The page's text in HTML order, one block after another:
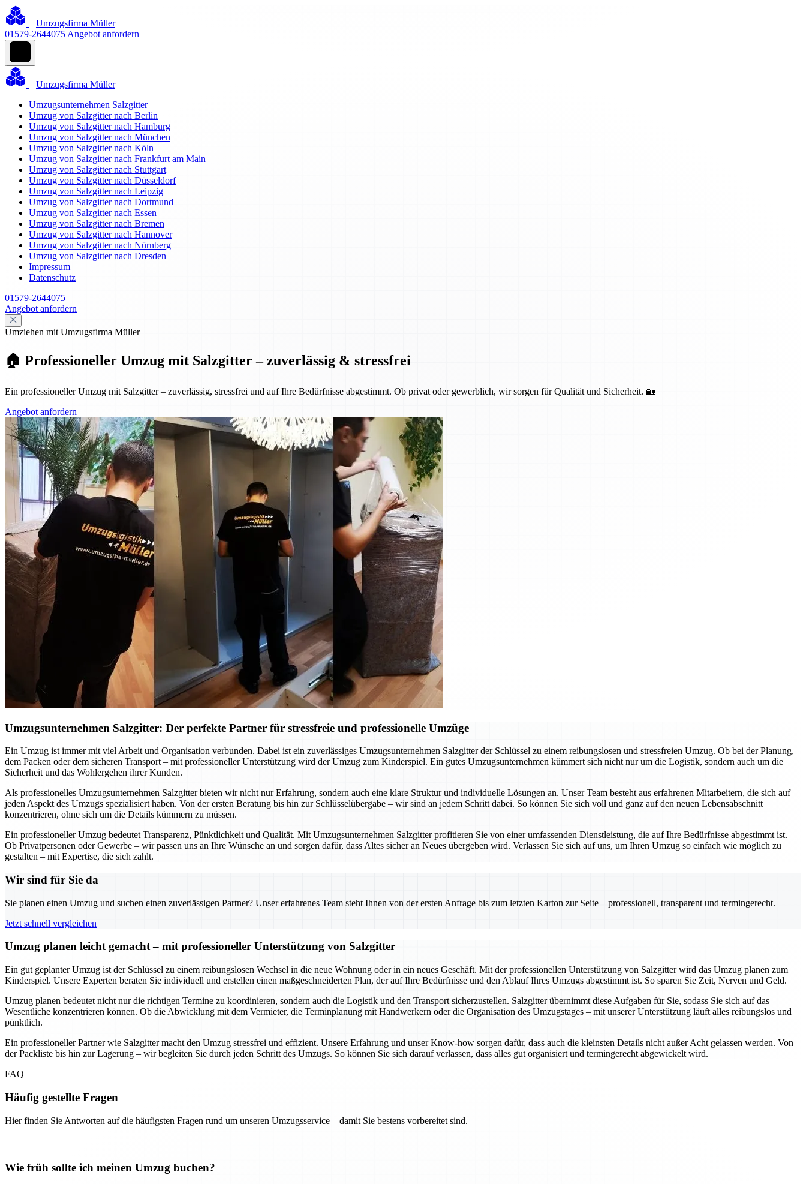
Umzugsfirma Müller
01579-2644075 Angebot anfordern
Umzugsfirma Müller
Umzugsunternehmen Salzgitter
Umzug von Salzgitter nach Berlin
Umzug von Salzgitter nach Hamburg
Umzug von Salzgitter nach München
Umzug von Salzgitter nach Köln
Umzug von Salzgitter nach Frankfurt am Main
Umzug von Salzgitter nach Stuttgart
Umzug von Salzgitter nach Düsseldorf
Umzug von Salzgitter nach Leipzig
Umzug von Salzgitter nach Dortmund
Umzug von Salzgitter nach Essen
Umzug von Salzgitter nach Bremen
Umzug von Salzgitter nach Hannover
Umzug von Salzgitter nach Nürnberg
Umzug von Salzgitter nach Dresden
Impressum
Datenschutz
01579-2644075
Angebot anfordern
Umziehen mit Umzugsfirma Müller
🏠 Professioneller Umzug mit Salzgitter – zuverlässig & stressfrei
Ein professioneller Umzug mit Salzgitter – zuverlässig, stressfrei und auf Ihre Bedürfnisse abgestimmt. Ob privat oder gewerblich, wir sorgen für Qualität und Sicherheit. 🏡
Angebot anfordern
Umzugsunternehmen Salzgitter: Der perfekte Partner für stressfreie und professionelle Umzüge
Ein Umzug ist immer mit viel Arbeit und Organisation verbunden. Dabei ist ein zuverlässiges Umzugsunternehmen Salzgitter der Schlüssel zu einem reibungslosen und stressfreien Umzug. Ob bei der Planung,
dem Packen oder dem sicheren Transport – mit professioneller Unterstützung wird der Umzug zum Kinderspiel. Ein gutes Umzugsunternehmen kümmert sich nicht nur um die Logistik, sondern auch um die
Sicherheit und das Wohlergehen ihrer Kunden.
Als professionelles Umzugsunternehmen Salzgitter bieten wir nicht nur Erfahrung, sondern auch eine klare Struktur und individuelle Lösungen an. Unser Team besteht aus erfahrenen Mitarbeitern, die sich auf
jeden Aspekt des Umzugs spezialisiert haben. Von der ersten Beratung bis hin zur Schlüsselübergabe – wir sind an jedem Schritt dabei. So können Sie sich voll und ganz auf den neuen Lebensabschnitt
konzentrieren, ohne sich um die Details kümmern zu müssen.
Ein professioneller Umzug bedeutet Transparenz, Pünktlichkeit und Qualität. Mit Umzugsunternehmen Salzgitter profitieren Sie von einer umfassenden Dienstleistung, die auf Ihre Bedürfnisse abgestimmt ist.
Ob Privatpersonen oder Gewerbe – wir passen uns an Ihre Wünsche an und sorgen dafür, dass Altes sicher an Neues übergeben wird. Verlassen Sie sich auf uns, um Ihren Umzug so einfach wie möglich zu
gestalten – mit Expertise, die sich zahlt.
Wir sind für Sie da
Sie planen einen Umzug und suchen einen zuverlässigen Partner? Unser erfahrenes Team steht Ihnen von der ersten Anfrage bis zum letzten Karton zur Seite – professionell, transparent und termingerecht.
Jetzt schnell vergleichen
Umzug planen leicht gemacht – mit professioneller Unterstützung von Salzgitter
Ein gut geplanter Umzug ist der Schlüssel zu einem reibungslosen Wechsel in die neue Wohnung oder in ein neues Geschäft. Mit der professionellen Unterstützung von Salzgitter wird das Umzug planen zum
Kinderspiel. Unsere Experten beraten Sie individuell und erstellen einen maßgeschneiderten Plan, der auf Ihre Bedürfnisse und den Ablauf Ihres Umzugs abgestimmt ist. So sparen Sie Zeit, Nerven und Geld.
Umzug planen bedeutet nicht nur die richtigen Termine zu koordinieren, sondern auch die Logistik und den Transport sicherzustellen. Salzgitter übernimmt diese Aufgaben für Sie, sodass Sie sich auf das
Wesentliche konzentrieren können. Ob die Abwicklung mit dem Vermieter, die Terminplanung mit Handwerkern oder die Organisation des Umzugstages – mit unserer Unterstützung läuft alles reibungslos und
pünktlich.
Ein professioneller Partner wie Salzgitter macht den Umzug stressfrei und effizient. Unsere Erfahrung und unser Know-how sorgen dafür, dass auch die kleinsten Details nicht außer Acht gelassen werden. Von
der Packliste bis hin zur Lagerung – wir begleiten Sie durch jeden Schritt des Umzugs. So können Sie sich darauf verlassen, dass alles gut organisiert und termingerecht abgewickelt wird.
FAQ
Häufig gestellte Fragen
Hier finden Sie Antworten auf die häufigsten Fragen rund um unseren Umzugsservice – damit Sie bestens vorbereitet sind.
Wie früh sollte ich meinen Umzug buchen?